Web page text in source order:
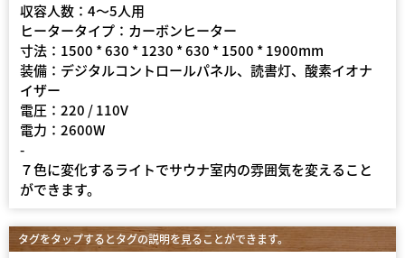
収容人数：4〜5人用
ヒータータイプ：カーボンヒーター
寸法：1500 * 630 * 1230 * 630 * 1500 * 1900mm
装備：デジタルコントロールパネル、読書灯、酸素イオナ
イザー
電圧：220 / 110V
電力：2600W
-
７色に変化するライトでサウナ室内の雰囲気を変えること
ができます。
タグをタップするとタグの説明を見ることができます。